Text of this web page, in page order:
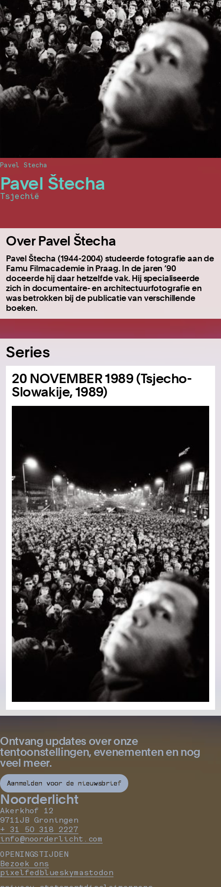
Pavel Štecha
Tsjechië
Pavel Stecha
Over Pavel Štecha
Pavel Štecha (1944-2004) studeerde fotografie aan de
Famu Filmacademie in Praag. In de jaren ’90
doceerde hij daar hetzelfde vak. Hij specialiseerde
zich in documentaire- en architectuurfotografie en
was betrokken bij de publicatie van verschillende
boeken.
Series
20 NOVEMBER 1989 (Tsjecho-
Slowakije, 1989)
Ontvang updates over onze
tentoonstellingen, evenementen en nog
veel meer.
Aanmelden voor de nieuwsbrief
Noorderlicht
Akerkhof 12
9711JB Groningen
+ 31 50 318 2227
info@noorderlicht.com
OPENINGSTIJDEN
Bezoek ons
pixelfedblueskymastodon